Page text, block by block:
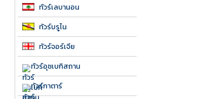
ทัวร์เลบานอน
ทัวร์บรูไน
ทัวร์จอร์เจีย
ทัวร์อุซเบกิสถาน
ทัวร์กาตาร์